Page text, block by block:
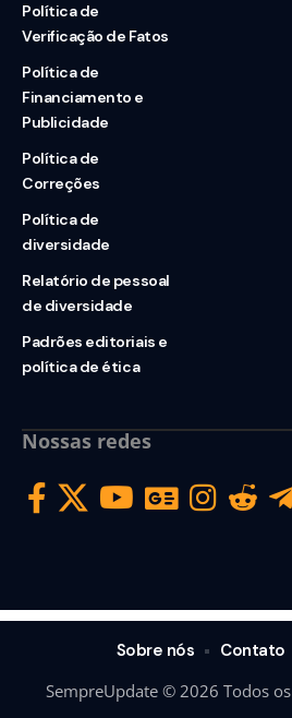
Política de
Verificação de Fatos
Política de
Financiamento e
Publicidade
Política de
Correções
Política de
diversidade
Relatório de pessoal
de diversidade
Padrões editoriais e
política de ética
Nossas redes
SempreUpdate © 2026 Todos
Sobre nós Contato